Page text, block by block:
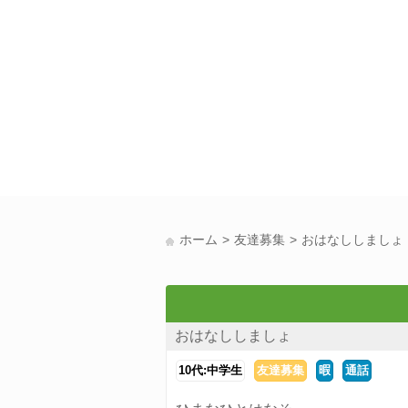
ホーム 友達募集 おはなししましょ
おはなししましょ
10代:中学生 友達募集 暇 通話